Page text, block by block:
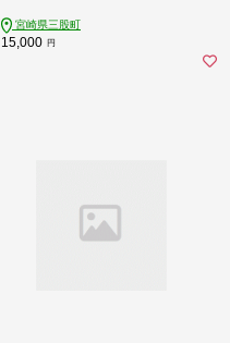
楽】宮崎県三股町
15,000 円